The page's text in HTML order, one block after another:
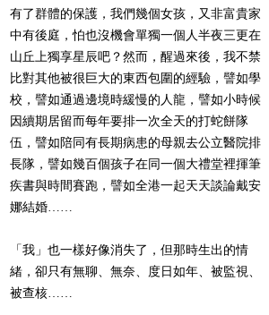
有了群體的保護，我們幾個女孩，又非富貴家
中有後庭，怕也沒機會單獨一個人半夜三更在
山丘上獨享星辰吧？然而，醒過來後，我不禁
比對其他被很巨大的東西包圍的經驗，譬如學
校，譬如通過邊境時緩慢的人龍，譬如小時候
因續期居留而每年要排一次全天的打蛇餅隊
伍，譬如陪同有長期病患的母親去公立醫院排
長隊，譬如幾百個孩子在同一個大禮堂裡揮筆
疾書與時間賽跑，譬如全港一起天天談論戴安
娜結婚……
「我」也一樣好像消失了，但那時生出的情
緒，卻只有無聊、無奈、度日如年、被監視、
被查核……